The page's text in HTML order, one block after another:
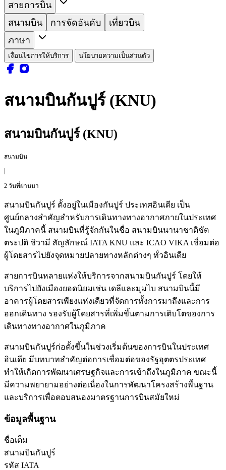
สายการบิน
สนามบิน
การจัดอันดับ
เที่ยวบิน
ภาษา
เงื่อนไขการให้บริการ นโยบายความเป็นส่วนตัว
สนามบินกันปูร์ (KNU)
สนามบินกันปูร์ (KNU)
สนามบิน
|
2 วันที่ผ่านมา
สนามบินกันปูร์ ตั้งอยู่ในเมืองกันปูร์ ประเทศอินเดีย เป็น
ศูนย์กลางสำคัญสำหรับการเดินทางทางอากาศภายในประเทศ
ในภูมิภาคนี้ สนามบินที่รู้จักกันในชื่อ สนามบินนานาชาติชัต
ตระปติ ชิวามี สัญลักษณ์ IATA KNU และ ICAO VIKA เชื่อมต่อ
ผู้โดยสารไปยังจุดหมายปลายทางหลักต่างๆ ทั่วอินเดีย
สายการบินหลายแห่งให้บริการจากสนามบินกันปูร์ โดยให้
บริการไปยังเมืองยอดนิยมเช่น เดลีและมุมไบ สนามบินนี้มี
อาคารผู้โดยสารเพียงแห่งเดียวที่จัดการทั้งการมาถึงและการ
ออกเดินทาง รองรับผู้โดยสารที่เพิ่มขึ้นตามการเติบโตของการ
เดินทางทางอากาศในภูมิภาค
สนามบินกันปูร์ก่อตั้งขึ้นในช่วงเริ่มต้นของการบินในประเทศ
อินเดีย มีบทบาทสำคัญต่อการเชื่อมต่อของรัฐอุตตรประเทศ
ทำให้เกิดการพัฒนาเศรษฐกิจและการเข้าถึงในภูมิภาค ขณะนี้
มีความพยายามอย่างต่อเนื่องในการพัฒนาโครงสร้างพื้นฐาน
และบริการเพื่อตอบสนองมาตรฐานการบินสมัยใหม่
ข้อมูลพื้นฐาน
ชื่อเต็ม
สนามบินกันปูร์
รหัส IATA